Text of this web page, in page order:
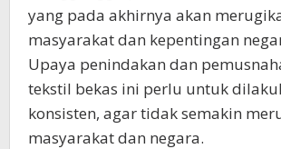
yang pada akhirnya akan
masyarakat dan kepentingan
Upaya penindakan dan
tekstil bekas ini perlu untuk
konsisten, agar tidak semakin
masyarakat dan negara.